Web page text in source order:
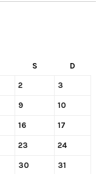
S D
2 3
9 10
16 17
23 24
30 31